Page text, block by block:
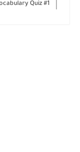
Quiz #1